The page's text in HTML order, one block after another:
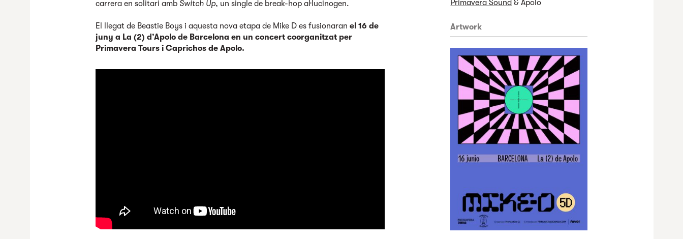
carrera en solitari amb Switch Up, un single de break-hop al·lucinogen.
El llegat de Beastie Boys i aquesta nova etapa de Mike D es fusionaranel 16 de
juny a La (2) d’Apolo de Barcelona en un concert coorganitzat per
Primavera Tours i Caprichos de Apolo.
Primavera Sound & Apolo
Artwork